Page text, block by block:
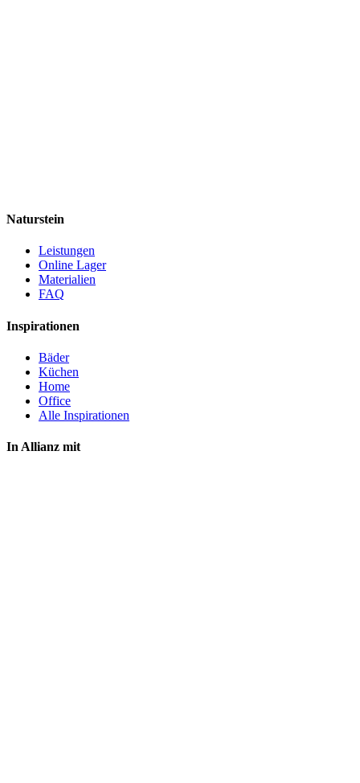
Naturstein
Leistungen
Online Lager
Materialien
FAQ
Inspirationen
Bäder
Küchen
Home
Office
Alle Inspirationen
In Allianz mit